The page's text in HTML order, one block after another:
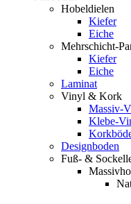
Hobeldielen
Kiefer
Eiche
Mehrschicht-
Kiefer
Eiche
Laminat
Vinyl & Kork
Massiv-
Klebe-
Designboden
Fuß- &